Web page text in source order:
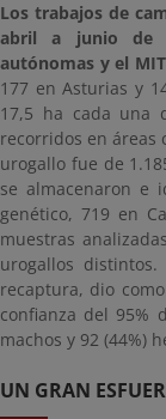
Los trabajos de
abril a junio de
autónomas y el
177 en Asturias y
17,5 ha cada una
recorridos en áreas
urogallo fue de
se almacenaron e
genético, 719 en
muestras
urogallos
recaptura, dio
confianza del 95%
machos y 92 (44%)
UN GRAN